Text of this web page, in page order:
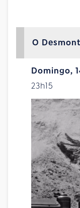
O
Domingo,
23h15